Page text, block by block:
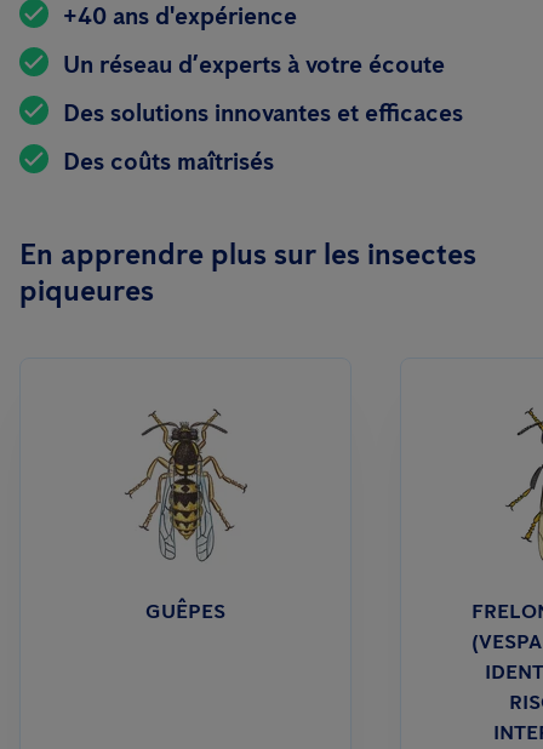
+40 ans d'expérience
Un réseau d’experts à votre écoute
Des solutions innovantes et efficaces
Des coûts maîtrisés
En apprendre plus sur les insectes
piqueures
GUÊPES